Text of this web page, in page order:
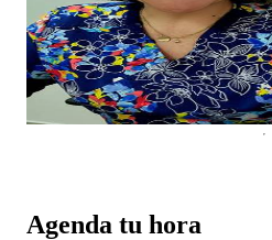
Agenda tu hora